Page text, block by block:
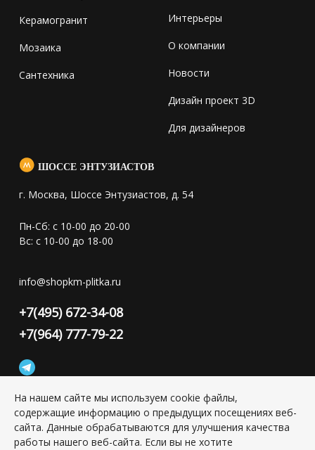
Керамогранит
Мозаика
Сантехника
Интерьеры
О компании
Новости
Дизайн проект 3D
Для дизайнеров
ШОССЕ ЭНТУЗИАСТОВ
г. Москва, Шоссе Энтузиастов, д. 54
Пн-Сб: с 10-00 до 20-00
Вс: с 10-00 до 18-00
info@shopkm-plitka.ru
+7(495) 672-34-08
+7(964) 777-79-22
Конфиденциальность персональной информации
На нашем сайте мы используем cookie файлы,
содержащие информацию о предыдущих посещениях веб-
сайта. Данные обрабатываются для улучшения качества
работы нашего веб-сайта. Если вы не хотите